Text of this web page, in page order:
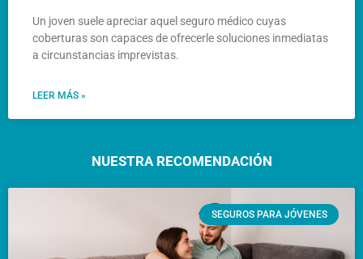
Un joven suele apreciar aquel seguro médico cuyas
coberturas son capaces de ofrecerle soluciones inmediatas
a circunstancias imprevistas.
LEER MÁS »
NUESTRA RECOMENDACIÓN
SEGUROS PARA JÓVENES